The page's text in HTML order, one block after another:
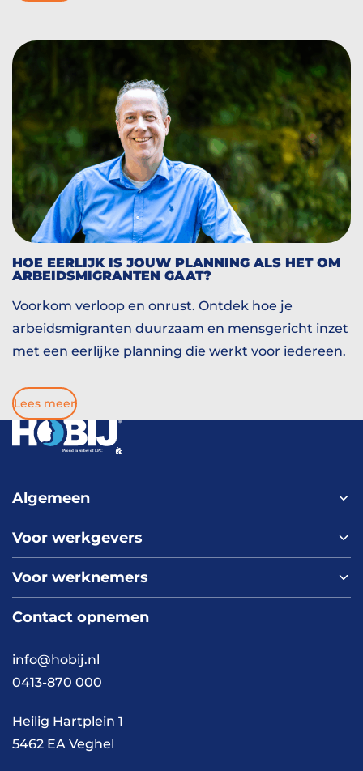
HOE EERLIJK IS JOUW PLANNING ALS HET OM
ARBEIDSMIGRANTEN GAAT?
Voorkom verloop en onrust. Ontdek hoe je
arbeidsmigranten duurzaam en mensgericht inzet
met een eerlijke planning die werkt voor iedereen.
Lees meer
Algemeen
Home
Over ons
Werken bij HOBIJ
Contact
Voor werkgevers
Nieuws
Blog
Academy
Cases
Voor werknemers
Vacaturepagina
Werken en wonen
Kennis en inspiratie
Contact opnemen
info@hobij.nl
0413-870 000
Heilig Hartplein 1
5462 EA Veghel